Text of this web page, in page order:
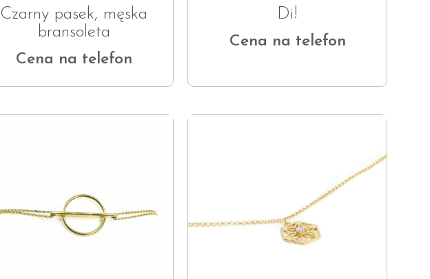
Czarny pasek, męska
bransoleta
Cena na telefon
Di!
Cena na telefon